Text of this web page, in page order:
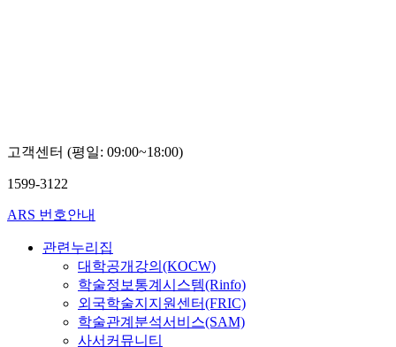
고객센터 (평일: 09:00~18:00)
1599-3122
ARS 번호안내
관련누리집
대학공개강의(KOCW)
학술정보통계시스템(Rinfo)
외국학술지지원센터(FRIC)
학술관계분석서비스(SAM)
사서커뮤니티